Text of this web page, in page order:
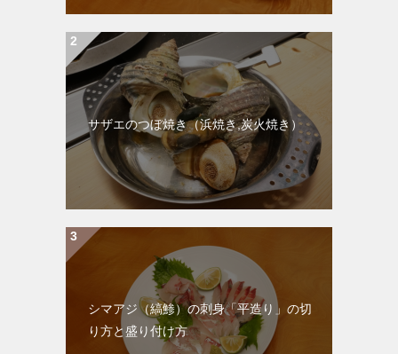
サザエのつぼ焼き（浜焼き,炭火焼き）
シマアジ（縞鯵）の刺身「平造り」の切
り方と盛り付け方